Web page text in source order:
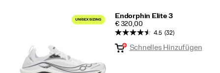
Endorphin Elite 3
PRICE
€ 320,00
4.5 (32)
Schnelles Hinzufügen